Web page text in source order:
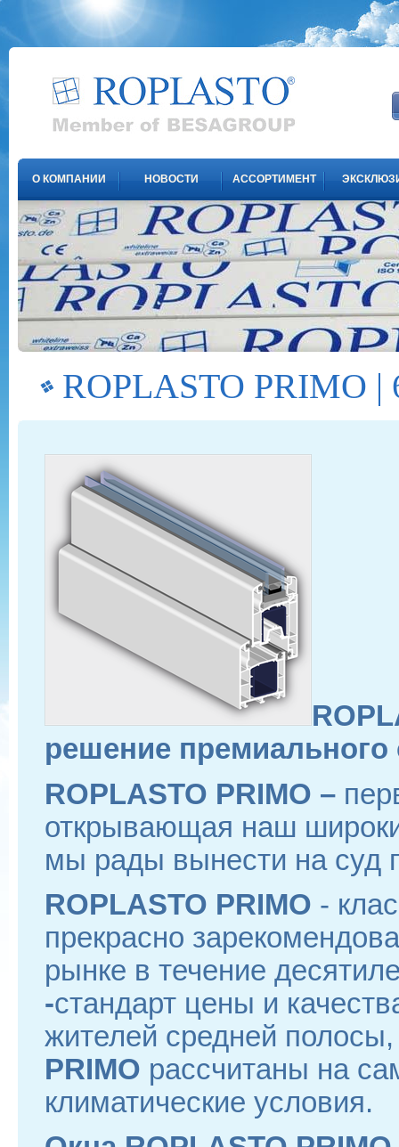
О КОМПАНИИ НОВОСТИ АССОРТИМЕНТ
ROPLASTO PRIMO |
решение премиального
ROPLASTO PRIMO –
открывающая наш
мы рады вынести на суд
ROPLASTO PRIMO -
прекрасно
рынке в течение
-стандарт цены и
жителей средней
PRIMO рассчитаны на
климатические условия.